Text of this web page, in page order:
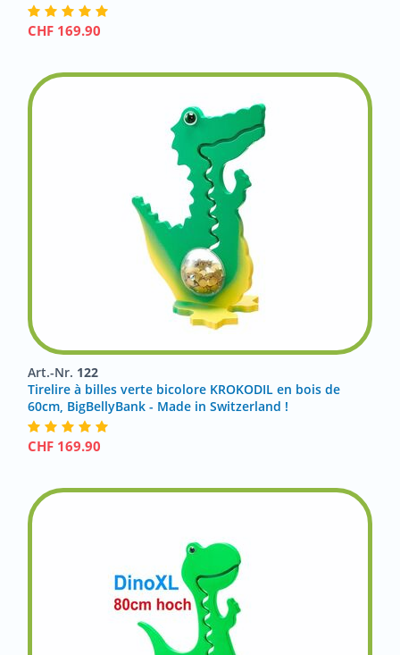
CHF 169.90
Art.-Nr. 122
Tirelire à billes verte bicolore KROKODIL en bois de
60cm, BigBellyBank - Made in Switzerland !
CHF 169.90